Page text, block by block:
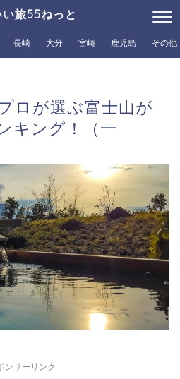
旅55ねっと
長崎 大分 宮崎 鹿児島 その他
ロが選ぶ富士山が
キング！（一
ンサーリンク